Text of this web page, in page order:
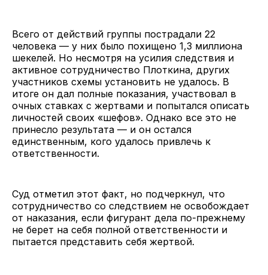
Всего от действий группы пострадали 22
человека — у них было похищено 1,3 миллиона
шекелей. Но несмотря на усилия следствия и
активное сотрудничество Плоткина, других
участников схемы установить не удалось. В
итоге он дал полные показания, участвовал в
очных ставках с жертвами и попытался описать
личностей своих «шефов». Однако все это не
принесло результата — и он остался
единственным, кого удалось привлечь к
ответственности.
Суд отметил этот факт, но подчеркнул, что
сотрудничество со следствием не освобождает
от наказания, если фигурант дела по-прежнему
не берет на себя полной ответственности и
пытается представить себя жертвой.